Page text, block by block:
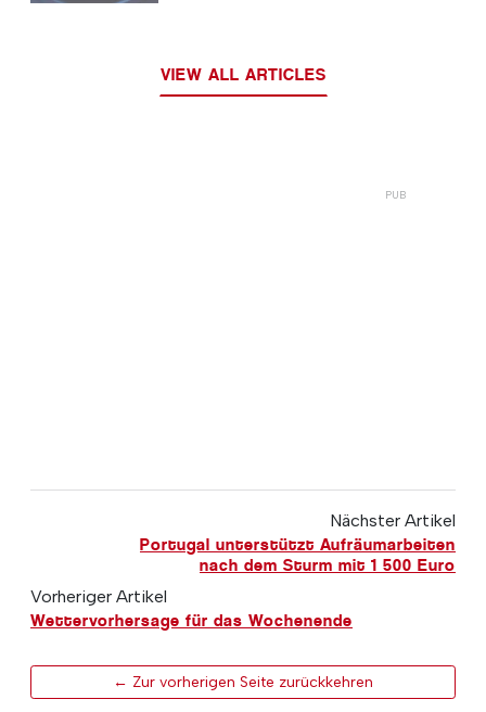
VIEW ALL ARTICLES
Nächster Artikel
Portugal unterstützt Aufräumarbeiten
nach dem Sturm mit 1 500 Euro
Vorheriger Artikel
Wettervorhersage für das Wochenende
← Zur vorherigen Seite zurückkehren